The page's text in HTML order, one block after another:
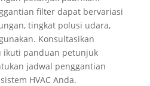
filter dapat bervariasi
tingkat polusi udara,
Konsultasikan
ikuti panduan petunjuk
jadwal penggantian
HVAC Anda.